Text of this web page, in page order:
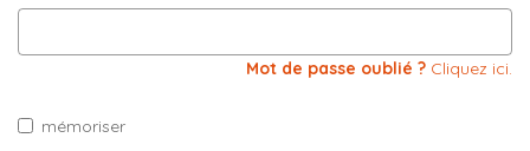
Mot de passe oublié ? Cliquez ici.
mémoriser